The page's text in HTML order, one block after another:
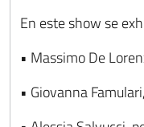
En este show se
• Massimo De
• Giovanna